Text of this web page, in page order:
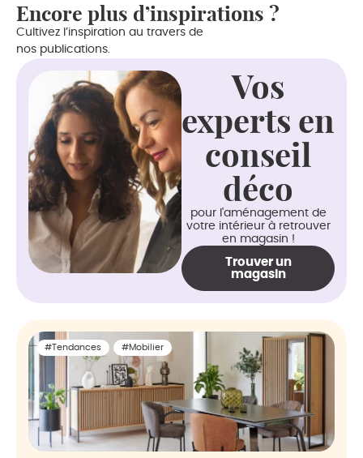
Encore plus d’inspirations ?
Cultivez l’inspiration au travers de
nos publications.
Vos
experts en
conseil
déco
pour l'aménagement de
votre intérieur à retrouver
en magasin !
Trouver un
magasin
#Tendances #Mobilier